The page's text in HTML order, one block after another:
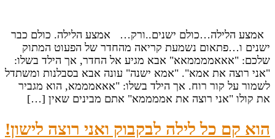
אמצע הלילה…כולם ישנים..ורק… אמצע הלילה. כולם כבר
ישנים ו…פתאום נשמעת קריאה מהחדר של הפעוט המתוק
שלכם: "אאאממממאא" אבא מגיע אל החדר, אך הילד בשלו:
"אני רוצה את אמא". "אמא ישנה" עונה אבא בסבלנות ומשתדל
לשמור על קור רוח. אך הילד בשלו: "אאאמממא, הוא מגביר
את קולו "אני רוצה את אממממא" אתם מבינים שאין […]
הוא קם כל לילה לבקבוק ואני רוצה לישון!